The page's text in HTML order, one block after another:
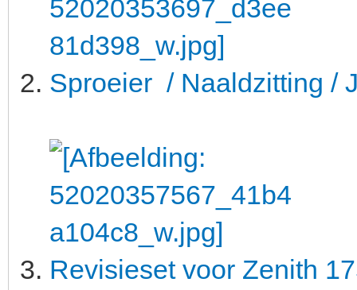
Sproeier / Naaldzitting /
Revisieset voor Zenith